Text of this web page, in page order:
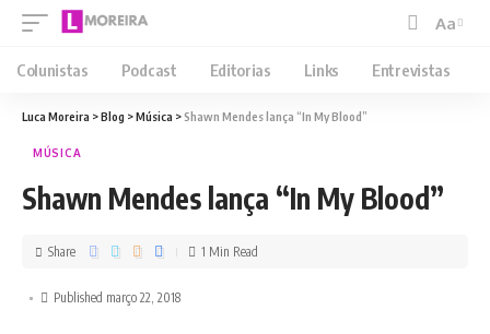
Aa
Colunistas Podcast Editorias Links Entrevistas
Luca Moreira >Blog >Música >Shawn Mendes lança “In My Blood”
MÚSICA
Shawn Mendes lança “In My Blood”
Published março 22, 2018
Share 1 Min Read